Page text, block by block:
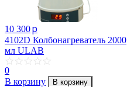
10 300p
4102D Колбонагреватель 2000
мл ULAB
0
В корзину
В корзину